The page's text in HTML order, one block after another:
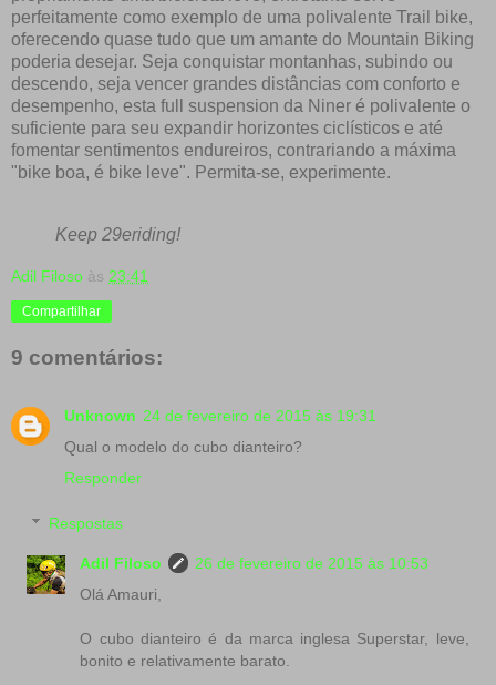
perfeitamente como exemplo de uma polivalente Trail bike,
oferecendo quase tudo que um amante do Mountain Biking
poderia desejar. Seja conquistar montanhas, subindo ou
descendo, seja vencer grandes distâncias com conforto e
desempenho, esta full suspension da Niner é polivalente o
suficiente para seu expandir horizontes ciclísticos e até
fomentar sentimentos endureiros, contrariando a máxima
"bike boa, é bike leve". Permita-se, experimente.
Keep 29eriding!
Adil Filoso às 23:41
Compartilhar
9 comentários:
Unknown 24 de fevereiro de 2015 às 19:31
Qual o modelo do cubo dianteiro?
Responder
Respostas
Adil Filoso
26 de fevereiro de 2015 às 10:53
Olá Amauri,
O cubo dianteiro é da marca inglesa Superstar, leve,
bonito e relativamente barato.